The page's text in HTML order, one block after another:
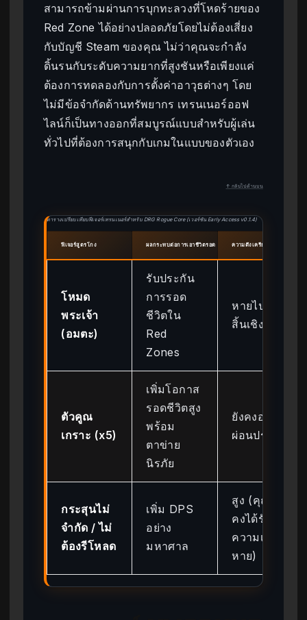
สามารถข้ามผ่านการบุกทะลวงที่โหดร้ายของ
Red Zone ได้อย่างปลอดภัยโดยไม่ต้องเสี่ยง
กับบัญชี Steam ของคุณ ไม่ว่าคุณจะกำลัง
ดิ้นรนกับระดับความยากที่สูงชันหรือเพียงแค่
ต้องการทดลองกับการตั้งค่าอาวุธต่างๆ โดย
ไม่มีข้อจำกัดด้านทรัพยากร เทรนเนอร์ออฟ
ไลน์ก็เป็นทางออกที่สมบูรณ์แบบสำหรับผู้เล่น
ทั่วไปที่ต้องการสนุกกับเกมในแบบของตัวเอง
↑ กลับไปด้านบน
ตารางเปรียบเทียบฟีเจอร์เทรนเนอร์สำหรับ DRG Rogue Core (เวอร์ชัน Early Access v0.1.4)
ฟีเจอร์สูตรโกง ผลกระทบต่อการเอาชีวิตรอด ความตึงเครียดแบบ
โหมด
พระเจ้า
(อมตะ)
รับประกัน
การรอด
ชีวิตใน
Red
Zones
หายไปโดย
สิ้นเชิง
ตัวคูณ
เกราะ (x5)
เพิ่มโอกาส
รอดชีวิตสูง
พร้อม
ตาข่าย
นิรภัย
ยังคงอยู่ แต่
ผ่อนปรน
กระสุนไม่
จำกัด / ไม่
ต้องรีโหลด
เพิ่ม DPS
อย่าง
มหาศาล
สูง (คุณยัง
คงได้รับ
ความเสีย
หาย)